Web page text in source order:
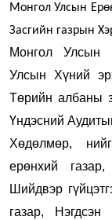
Монгол Улсын
Засгийн газрын
Монгол Улсын
Улсын Хүний
Төрийн албаны
Үндэсний
Хөдөлмөр,
ерөнхий
Шийдвэр
газар, Нэгдсэн